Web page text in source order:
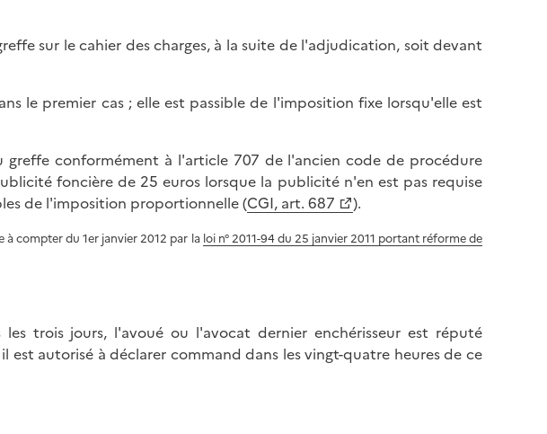
sur le cahier des charges, à la suite de l'adjudication, soit devant
le premier cas ; elle est passible de l'imposition fixe lorsqu'elle est
greffe conformément à l'article 707 de l'ancien code de procédure
foncière de 25 euros lorsque la publicité n'en est pas requise
de l'imposition proportionnelle (CGI, art. 687 ).
compter du 1er janvier 2012 par la loi n° 2011-94 du 25 janvier 2011 portant réforme de
trois jours, l'avoué ou l'avocat dernier enchérisseur est réputé
est autorisé à déclarer command dans les vingt-quatre heures de ce